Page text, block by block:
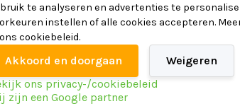
aparte dozen. Voor de set is montage vereist, de
tuin bank en de stoelen hebben een aluminium
6090523675643
te analyseren en advertenties te
instellen of alle cookies accepteren.
cookiebeleid.
Akkoord en doorgaan
Weigeren
ons privacy-/cookiebeleid
zijn een Google partner